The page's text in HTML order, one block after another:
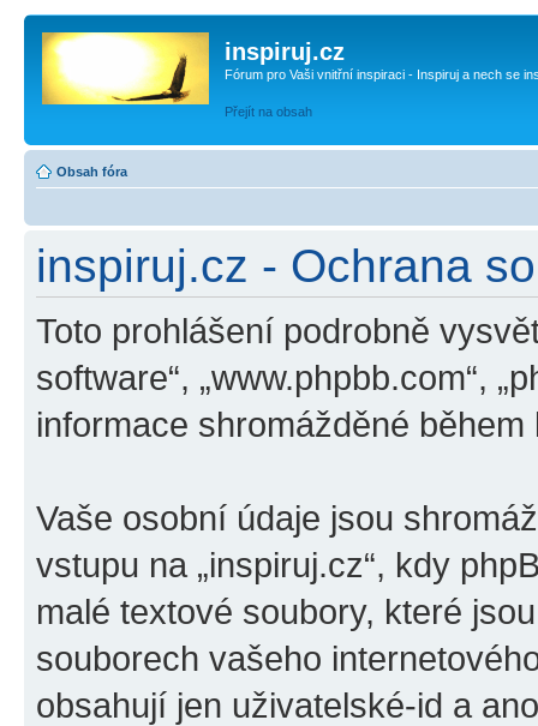
inspiruj.cz
Fórum pro Vaši vnitřní inspiraci - Inspiruj a nech se
Přejít na obsah
Obsah fóra
inspiruj.cz - Ochrana
Toto prohlášení podrobně
software“, „www.phpbb.com“,
informace shromážděné
Vaše osobní údaje jsou
vstupu na „inspiruj.cz“, kdy
malé textové soubory, které
souborech vašeho
obsahují jen uživatelské-id a